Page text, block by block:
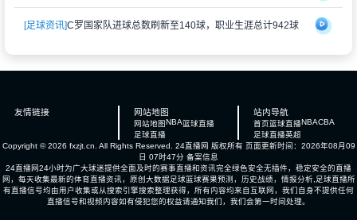
[足球资讯]C罗国家队进球总数刷新至140球，职业生涯总计942球
友情链接 网站地图
网站地图 NBA篮球直播
足球直播
站内导航
首页篮球直播NBACBA
足球直播英超
Copyright © 2026 fxzjt.cn. All Rights Reserved. 24直播网 版权所有 页面更新时间：2026年08月09
日 07时47分 备案信息
24直播网24小时为广大球迷提供全面及时的赛事直播和资讯完全绿色安全无插件，稳定安全的直播
网，每天收集最新的体育直播资讯，原创大数据足球篮球赛果预测，历史战绩，情报分析,足球直播所
有直播信号均由用户收集或从搜索引擎搜索整理获得，所有内容均来自互联网，我们自身不提供任何
直播信号和视频内容如有侵犯您的权益请通知我们，我们会第一时间处理。